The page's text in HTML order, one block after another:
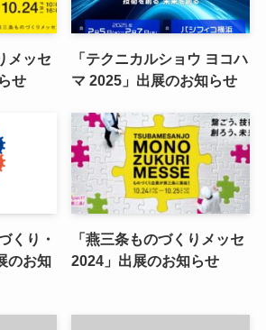
メッセ
せ
「テクニカルショウ ヨコハ
マ 2025」出展のお知らせ
くり・
のお知
「燕三条ものづくりメッセ
2024」出展のお知らせ